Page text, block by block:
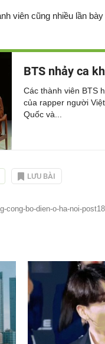
viên cũng nhiều lần
BTS nhảy ca
Các thành viên BTS
của rapper người
Quốc và...
LƯU BÀI
cong-bo-dien-o-ha-noi-